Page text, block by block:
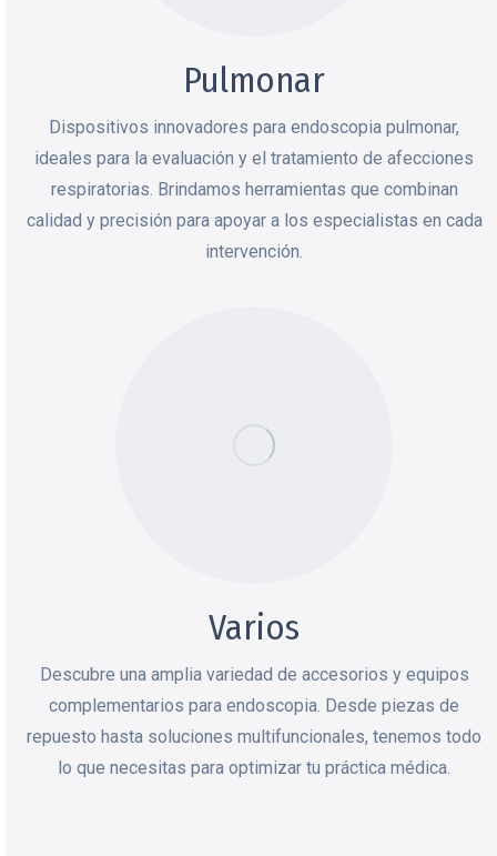
Pulmonar
Dispositivos innovadores para endoscopia pulmonar,
ideales para la evaluación y el tratamiento de afecciones
respiratorias. Brindamos herramientas que combinan
calidad y precisión para apoyar a los especialistas en cada
intervención.
Varios
Descubre una amplia variedad de accesorios y equipos
complementarios para endoscopia. Desde piezas de
repuesto hasta soluciones multifuncionales, tenemos todo
lo que necesitas para optimizar tu práctica médica.